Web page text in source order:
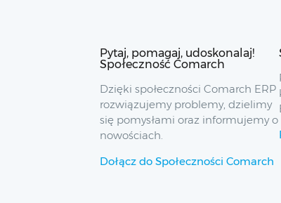
Pytaj, pomagaj, udoskonalaj!
Społeczność Comarch
Dzięki społeczności Comarch ERP
rozwiązujemy problemy, dzielimy
się pomysłami oraz informujemy o
nowościach.
Dołącz do Społeczności Comarch